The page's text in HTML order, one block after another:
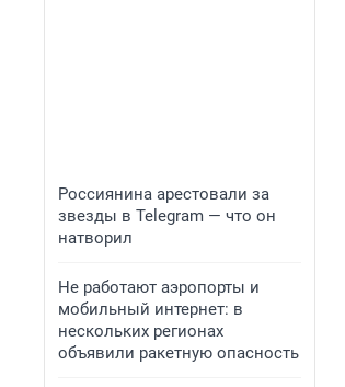
Россиянина арестовали за
звезды в Telegram — что он
натворил
Не работают аэропорты и
мобильный интернет: в
нескольких регионах
объявили ракетную опасность